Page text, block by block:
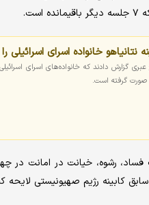
نتانیاهو خانواده اسرای اسرائیلی
عبری گزارش دادند که خانواده‌های اسرای
صورت گرفته است.
رژیم صهیونیستی لایحه کیفرخواست